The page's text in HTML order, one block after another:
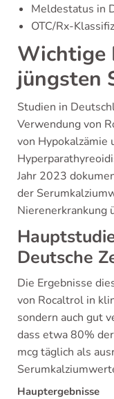
Meldestatus in
OTC/Rx-
Wichtige
jüngsten
Studien in
Verwendung von
von Hypokalzämie
Jahr 2023
der
Nierenerkrankung
Deutsche
Die Ergebnisse
von Rocaltrol in
sondern auch gut
dass etwa 80%
mcg täglich als
Hauptergebnisse